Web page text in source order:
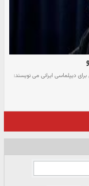
دیپلماسی ایرانی می نویسند: